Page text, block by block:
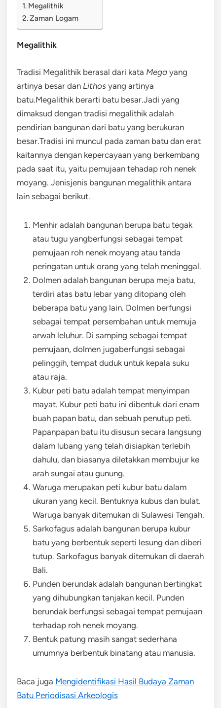
Megalithik
Zaman Logam
Megalithik
Tradisi Megalithik berasal dari kata Mega yang
artinya besar dan Lithos yang artinya
batu.Megalithik berarti batu besar.Jadi yang
dimaksud dengan tradisi megalithik adalah
pendirian bangunan dari batu yang berukuran
besar.Tradisi ini muncul pada zaman batu dan erat
kaitannya dengan kepercayaan yang berkembang
pada saat itu, yaitu pemujaan tehadap roh nenek
moyang. Jenisjenis bangunan megalithik antara
lain sebagai berikut.
Menhir adalah bangunan berupa batu tegak
atau tugu yangberfungsi sebagai tempat
pemujaan roh nenek moyang atau tanda
peringatan untuk orang yang telah meninggal.
Dolmen adalah bangunan berupa meja batu,
terdiri atas batu lebar yang ditopang oleh
beberapa batu yang lain. Dolmen berfungsi
sebagai tempat persembahan untuk memuja
arwah leluhur. Di samping sebagai tempat
pemujaan, dolmen jugaberfungsi sebagai
pelinggih, tempat duduk untuk kepala suku
atau raja.
Kubur peti batu adalah tempat menyimpan
mayat. Kubur peti batu ini dibentuk dari enam
buah papan batu, dan sebuah penutup peti.
Papanpapan batu itu disusun secara langsung
dalam lubang yang telah disiapkan terlebih
dahulu, dan biasanya diletakkan membujur ke
arah sungai atau gunung.
Waruga merupakan peti kubur batu dalam
ukuran yang kecil. Bentuknya kubus dan bulat.
Waruga banyak ditemukan di Sulawesi Tengah.
Sarkofagus adalah bangunan berupa kubur
batu yang berbentuk seperti lesung dan diberi
tutup. Sarkofagus banyak ditemukan di daerah
Bali.
Punden berundak adalah bangunan bertingkat
yang dihubungkan tanjakan kecil. Punden
berundak berfungsi sebagai tempat pemujaan
terhadap roh nenek moyang.
Bentuk patung masih sangat sederhana
umumnya berbentuk binatang atau manusia.
Baca juga Mengidentifikasi Hasil Budaya Zaman
Batu Periodisasi Arkeologis